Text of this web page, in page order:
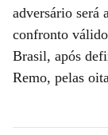
adversário será
confronto
Brasil, após
Remo, pelas